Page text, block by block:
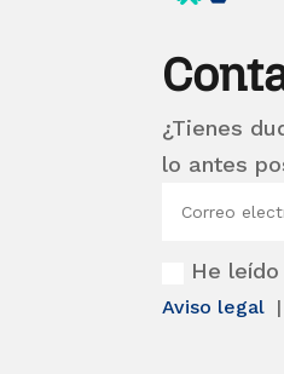
¿Tienes
lo antes
He
Aviso legal |